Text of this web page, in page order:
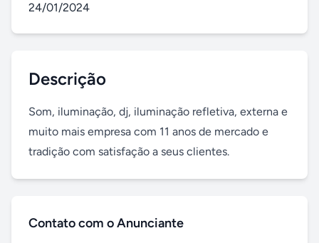
24/01/2024
Descrição
Som, iluminação, dj, iluminação refletiva, externa e
muito mais empresa com 11 anos de mercado e
tradição com satisfação a seus clientes.
Contato com o Anunciante